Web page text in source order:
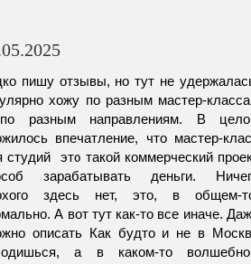
пишу отзывы, но тут не
хожу по разным мастер-
разным направлениям. В
впечатление, что мастер-
студий это такой коммерческий
зарабатывать деньги.
здесь нет, это, в общем-
А вот тут как-то все иначе.
описать Как будто и не в
а в каком-то